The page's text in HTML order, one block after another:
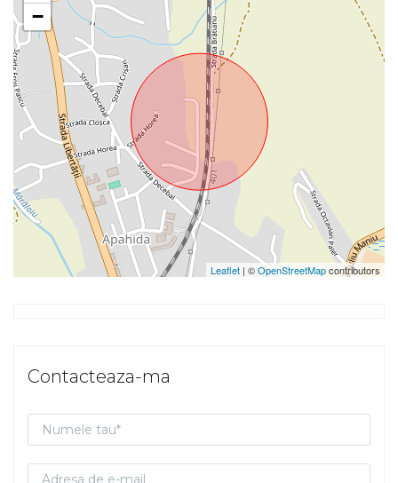
−
Leaflet | ©OpenStreetMapcontributors
Contacteaza-ma